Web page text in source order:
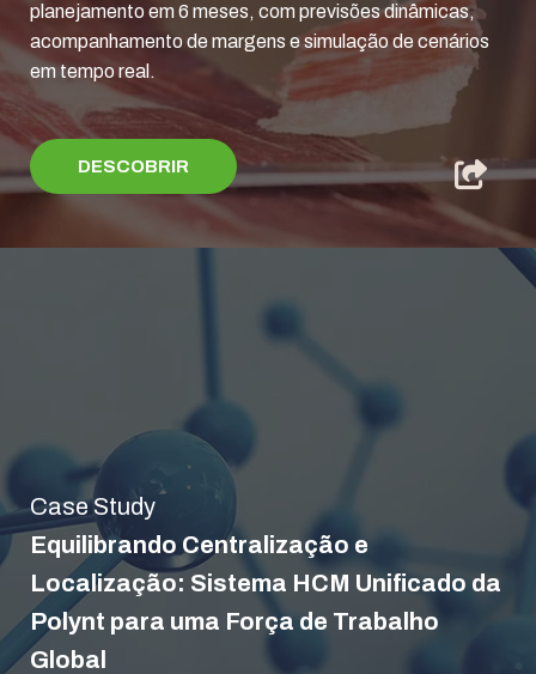
planejamento em 6 meses, com previsões dinâmicas,
acompanhamento de margens e simulação de cenários
em tempo real.
DESCOBRIR
Case Study
Equilibrando Centralização e
Localização: Sistema HCM Unificado da
Polynt para uma Força de Trabalho
Global